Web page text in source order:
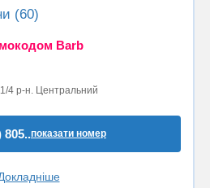
(60)
Barb
4 р-н. Центральний
805..показати номер